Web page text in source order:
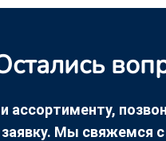
ассортименту,
заявку. Мы свяжемся